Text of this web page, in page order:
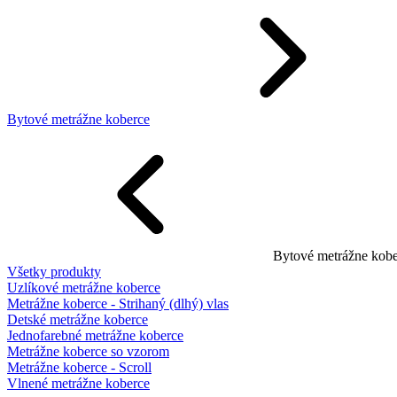
Bytové metrážne koberce
Bytové metrážne
Všetky produkty
Uzlíkové metrážne koberce
Metrážne koberce - Strihaný (dlhý) vlas
Detské metrážne koberce
Jednofarebné metrážne koberce
Metrážne koberce so vzorom
Metrážne koberce - Scroll
Vlnené metrážne koberce